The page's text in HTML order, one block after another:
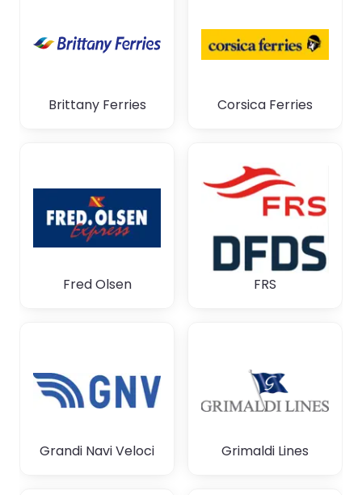
Brittany Ferries Corsica Ferries
Fred Olsen FRS
Grandi Navi Veloci Grimaldi Lines